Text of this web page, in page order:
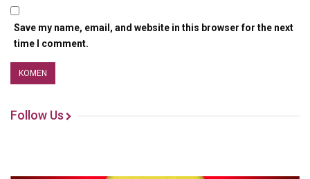
Save my name, email, and website in this browser for the next
time I comment.
Follow Us